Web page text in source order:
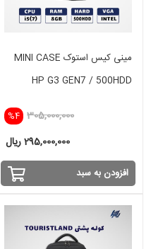
مینی کیس استوک MINI CASE
HP G3 GEN7 / 500HDD
%4 305,000,000
295,000,000 ریال
افزودن به سبد